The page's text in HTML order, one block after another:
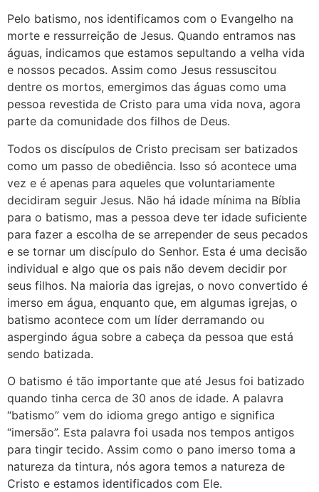
Pelo batismo, nos identificamos com o Evangelho na
morte e ressurreição de Jesus. Quando entramos nas
águas, indicamos que estamos sepultando a velha vida
e nossos pecados. Assim como Jesus ressuscitou
dentre os mortos, emergimos das águas como uma
pessoa revestida de Cristo para uma vida nova, agora
parte da comunidade dos filhos de Deus.
Todos os discípulos de Cristo precisam ser batizados
como um passo de obediência. Isso só acontece uma
vez e é apenas para aqueles que voluntariamente
decidiram seguir Jesus. Não há idade mínima na Bíblia
para o batismo, mas a pessoa deve ter idade suficiente
para fazer a escolha de se arrepender de seus pecados
e se tornar um discípulo do Senhor. Esta é uma decisão
individual e algo que os pais não devem decidir por
seus filhos. Na maioria das igrejas, o novo convertido é
imerso em água, enquanto que, em algumas igrejas, o
batismo acontece com um líder derramando ou
aspergindo água sobre a cabeça da pessoa que está
sendo batizada.
O batismo é tão importante que até Jesus foi batizado
quando tinha cerca de 30 anos de idade. A palavra
“batismo” vem do idioma grego antigo e significa
“imersão”. Esta palavra foi usada nos tempos antigos
para tingir tecido. Assim como o pano imerso toma a
natureza da tintura, nós agora temos a natureza de
Cristo e estamos identificados com Ele.